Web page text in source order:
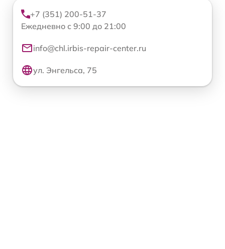
+7 (351) 200-51-37
Ежедневно с 9:00 до 21:00
info@chl.irbis-repair-center.ru
ул. Энгельса, 75